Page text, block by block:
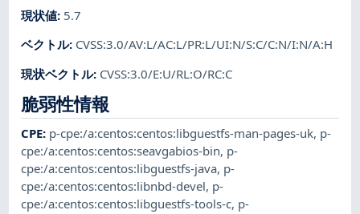
現状値: 5.7
ベクトル: CVSS:3.0/AV:L/AC:L/PR:L/UI:N/S:C/C:N/I:N/A:H
現状ベクトル: CVSS:3.0/E:U/RL:O/RC:C
脆弱性情報
CPE: p-cpe:/a:centos:centos:libguestfs-man-pages-uk, p-
cpe:/a:centos:centos:seavgabios-bin, p-
cpe:/a:centos:centos:libguestfs-java, p-
cpe:/a:centos:centos:libnbd-devel, p-
cpe:/a:centos:centos:libguestfs-tools-c, p-